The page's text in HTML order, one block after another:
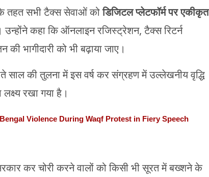
तहत सभी टैक्स सेवाओं कोडिजिटल प्लेटफॉर्म पर एकीकृत
कहा कि ऑनलाइन रजिस्ट्रेशन, टैक्स रिटर्न
भागीदारी को भी बढ़ाया जाए।
साल की तुलना में इस वर्ष कर संग्रहण में उल्लेखनीय वृद्धि
रखा गया है।
Violence During Waqf Protest in Fiery Speech
कर चोरी करने वालों को किसी भी सूरत में बख्शने के